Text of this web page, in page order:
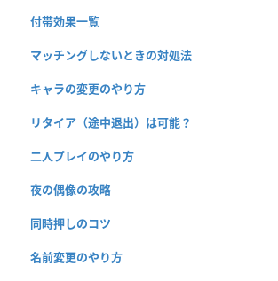
付帯効果一覧
マッチングしないときの対処法
キャラの変更のやり方
リタイア（途中退出）は可能？
二人プレイのやり方
夜の偶像の攻略
同時押しのコツ
名前変更のやり方